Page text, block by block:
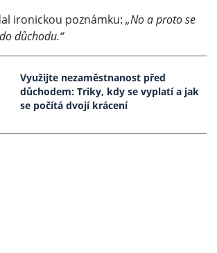
ironickou poznámku: „No a proto se
důchodu.“
Využijte nezaměstnanost před
důchodem: Triky, kdy se vyplatí a jak
se počítá dvojí krácení